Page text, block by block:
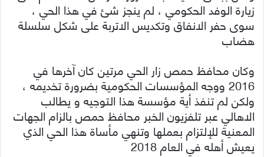
زيارة الوفد الحكومي ، لم ينجز شئ في هذا الحي ،
سوى حفر الانفاق وتكديس الاتربة على شكل سلسلة
هضاب
وكان محافظ حمص زار الحي مرتين كان آخرها في
2016 ووجه المؤسسات الحكومية بضرورة تخديمه ،
ولكن لم تنفذ أية مؤسسة هذا التوجيه و يطالب
الاهالي عبر تلفزيون الخبر محافظ حمص بالزام الجهات
المعنية للإلتزام بعملها وتنهي مأساة هذا الحي الذي
يعيش أهله في العام 2018